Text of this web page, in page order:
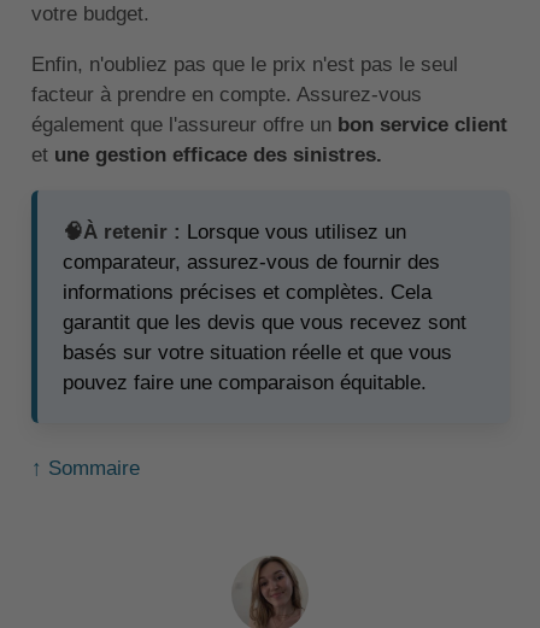
votre budget.
Enfin, n'oubliez pas que le prix n'est pas le seul
facteur à prendre en compte. Assurez-vous
également que l'assureur offre un bon service client
et une gestion efficace des sinistres.
🧠À retenir : Lorsque vous utilisez un
comparateur, assurez-vous de fournir des
informations précises et complètes. Cela
garantit que les devis que vous recevez sont
basés sur votre situation réelle et que vous
pouvez faire une comparaison équitable.
↑ Sommaire